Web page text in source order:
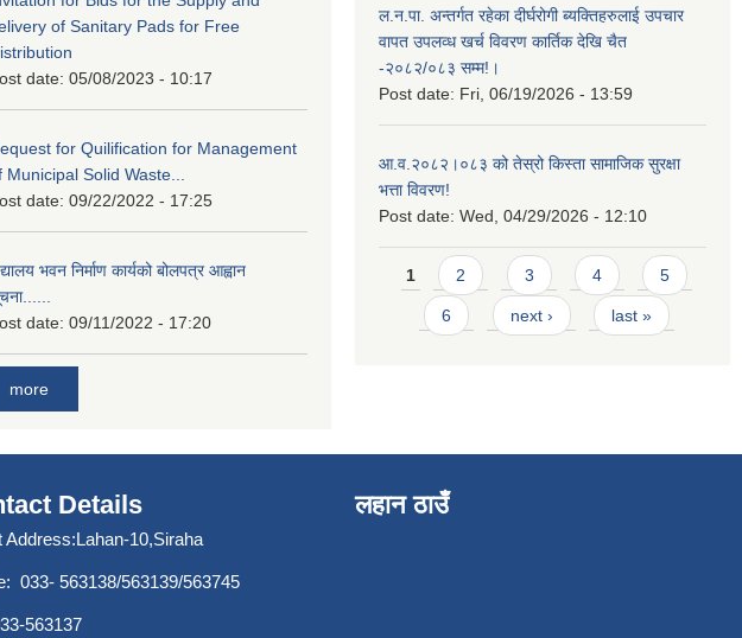
of Sanitary Pads for Free
date: 05/08/2023 - 10:17
for Quilification for Management
Municipal Solid Waste...
date: 09/22/2022 - 17:25
भवन निर्माण कार्यको बोलपत्र आह्वान
date: 09/11/2022 - 17:20
more
ल.न.पा. अन्तर्गत रहेका दीर्घरोगी ब्यक्तिहरुलाई उपचार
वापत उपलव्ध खर्च विवरण कार्तिक देखि चैत
-२०८२/०८३ सम्म!।
Post date: Fri, 06/19/2026 - 13:59
आ.व.२०८२।०८३ को तेस्रो किस्ता सामाजिक सुरक्षा
भत्ता विवरण!
Post date: Wed, 04/29/2026 - 12:10
Pages
1 2 3 4 5
6 next › last »
Details
Address:Lahan-10,Siraha
033- 563138/563139/563745
563137
लहान ठाउँ